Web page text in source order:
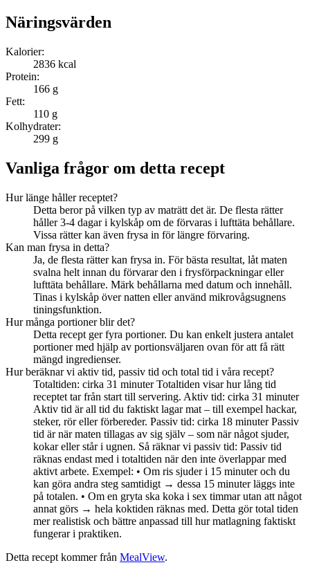
Näringsvärden
Kalorier:
2836 kcal
Protein:
166 g
Fett:
110 g
Kolhydrater:
299 g
Vanliga frågor om detta recept
Hur länge håller receptet?
Detta beror på vilken typ av maträtt det är. De flesta rätter
håller 3-4 dagar i kylskåp om de förvaras i lufttäta behållare.
Vissa rätter kan även frysa in för längre förvaring.
Kan man frysa in detta?
Ja, de flesta rätter kan frysa in. För bästa resultat, låt maten
svalna helt innan du förvarar den i frysförpackningar eller
lufttäta behållare. Märk behållarna med datum och innehåll.
Tinas i kylskåp över natten eller använd mikrovågsugnens
tiningsfunktion.
Hur många portioner blir det?
Detta recept ger fyra portioner. Du kan enkelt justera antalet
portioner med hjälp av portionsväljaren ovan för att få rätt
mängd ingredienser.
Hur beräknar vi aktiv tid, passiv tid och total tid i våra recept?
Totaltiden: cirka 31 minuter Totaltiden visar hur lång tid
receptet tar från start till servering. Aktiv tid: cirka 31 minuter
Aktiv tid är all tid du faktiskt lagar mat – till exempel hackar,
steker, rör eller förbereder. Passiv tid: cirka 18 minuter Passiv
tid är när maten tillagas av sig själv – som när något sjuder,
kokar eller står i ugnen. Så räknar vi passiv tid: Passiv tid
räknas endast med i totaltiden när den inte överlappar med
aktivt arbete. Exempel: • Om ris sjuder i 15 minuter och du
kan göra andra steg samtidigt → dessa 15 minuter läggs inte
på totalen. • Om en gryta ska koka i sex timmar utan att något
annat görs → hela koktiden räknas med. Detta gör total tiden
mer realistisk och bättre anpassad till hur matlagning faktiskt
fungerar i praktiken.
Detta recept kommer från MealView.